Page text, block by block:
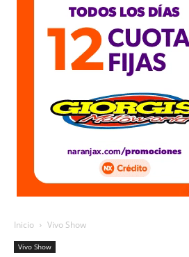
Inicio Vivo Show
Vivo Show